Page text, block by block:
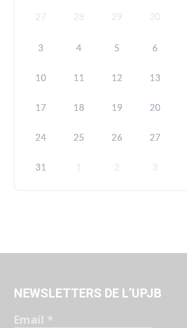
27 28 29 30
3 4 5 6
10 11 12 13
17 18 19 20
24 25 26 27
31 1 2 3
NEWSLETTERS DE L’UPJB
Email *